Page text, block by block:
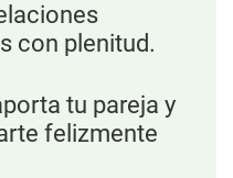
con plenitud.
tu pareja y
felizmente